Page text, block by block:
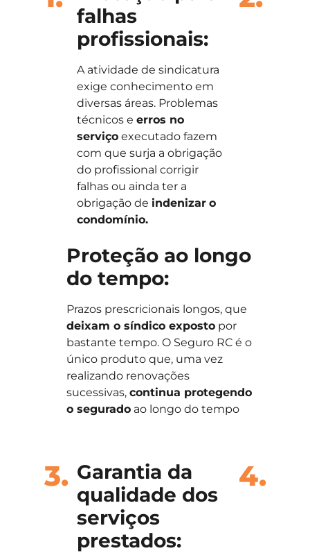
falhas
profissionais:
A atividade de sindicatura
exige conhecimento em
diversas áreas. Problemas
técnicos e erros no
serviçoexecutado fazem
com que surja a obrigação
do profissional corrigir
falhas ou ainda ter a
obrigação de indenizar o
condomínio.
Proteção ao longo
do tempo:
Prazos prescricionais longos, que
deixam o síndico exposto por
bastante tempo. O Seguro RC é o
único produto que, uma vez
realizando renovações
sucessivas, continua protegendo
o segurado ao longo do tempo
3. Garantia da
qualidade dos
serviços
prestados:
4.